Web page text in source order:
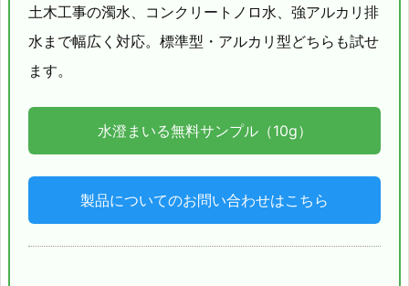
土木工事の濁水、コンクリートノロ水、強アルカリ排
水まで幅広く対応。標準型・アルカリ型どちらも試せ
ます。
水澄まいる無料サンプル（10g）
製品についてのお問い合わせはこちら